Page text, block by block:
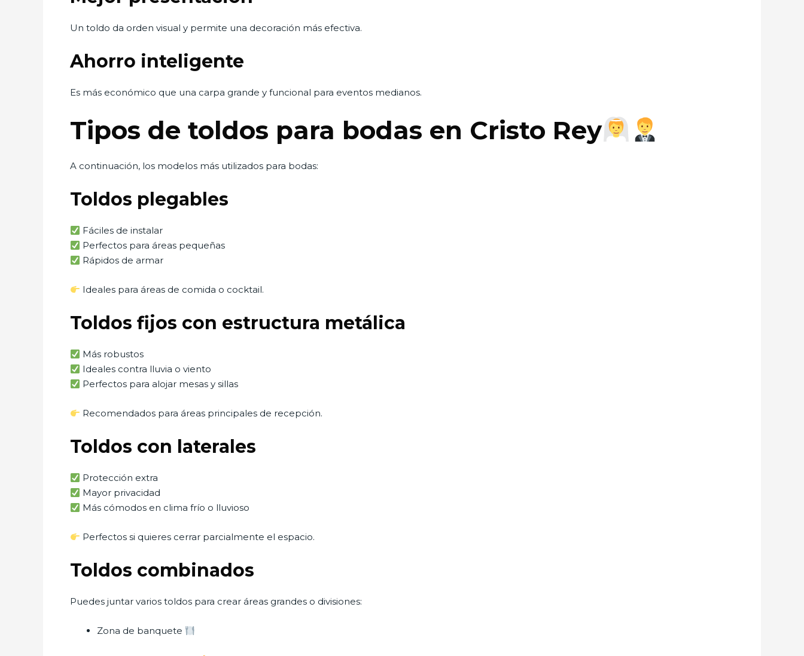
Un toldo da orden visual y permite una decoración más efectiva.
Ahorro inteligente
Es más económico que una carpa grande y funcional para eventos medianos.
Tipos de toldos para bodas en Cristo Rey
A continuación, los modelos más utilizados para bodas:
Toldos plegables
Fáciles de instalar
Perfectos para áreas pequeñas
Rápidos de armar
Ideales para áreas de comida o cocktail.
Toldos fijos con estructura metálica
Más robustos
Ideales contra lluvia o viento
Perfectos para alojar mesas y sillas
Recomendados para áreas principales de recepción.
Toldos con laterales
Protección extra
Mayor privacidad
Más cómodos en clima frío o lluvioso
Perfectos si quieres cerrar parcialmente el espacio.
Toldos combinados
Puedes juntar varios toldos para crear áreas grandes o divisiones:
Zona de banquete